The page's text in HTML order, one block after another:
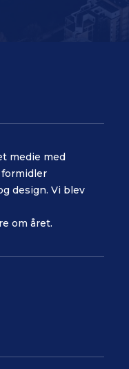
medie med
design. Vi blev
om året.